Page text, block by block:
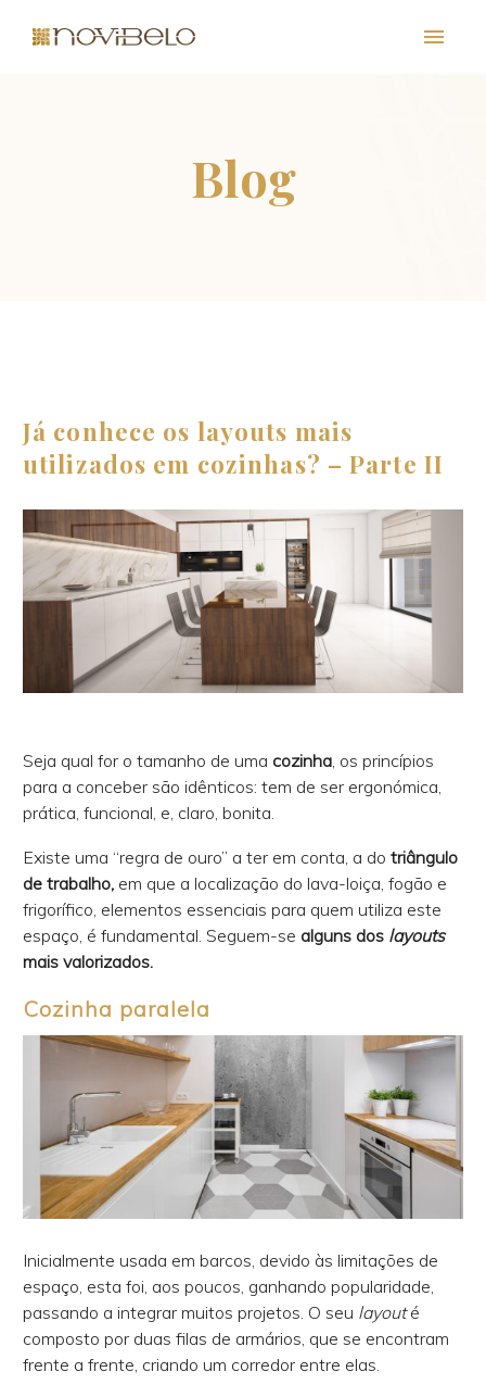
Já conhece os layouts mais
utilizados em cozinhas? – Parte II
Seja qual for o tamanho de uma cozinha , os princípios
para a conceber são idênticos: tem de ser ergonómica,
prática, funcional, e, claro, bonita.
Existe uma “regra de ouro” a ter em conta, a do triângulo
de trabalho, em que a localização do lava-loiça, fogão e
frigorífico, elementos essenciais para quem utiliza este
espaço, é fundamental. Seguem-se alguns dos layouts
mais valorizados.
Cozinha paralela
Inicialmente usada em barcos, devido às limitações de
espaço, esta foi, aos poucos, ganhando popularidade,
passando a integrar muitos projetos. O seu layouté
composto por duas filas de armários, que se encontram
frente a frente, criando um corredor entre elas.